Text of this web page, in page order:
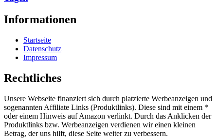
Informationen
Startseite
Datenschutz
Impressum
Rechtliches
Unsere Webseite finanziert sich durch platzierte Werbeanzeigen und
sogenannten Affiliate Links (Produktlinks). Diese sind mit einem *
oder einem Hinweis auf Amazon verlinkt. Durch das Anklicken der
Produktlinks bzw. Werbeanzeigen verdienen wir einen kleinen
Betrag, der uns hilft, diese Seite weiter zu verbessern.